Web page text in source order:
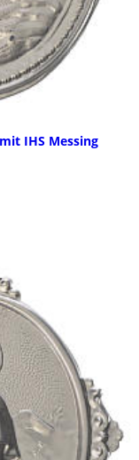
IHS Messing